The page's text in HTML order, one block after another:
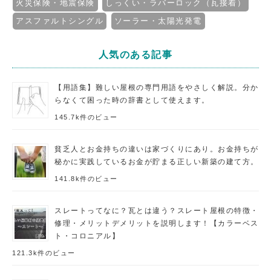
火災保険・地震保険
しっくい・ラバーロック（瓦接着）
アスファルトシングル
ソーラー・太陽光発電
人気のある記事
【用語集】難しい屋根の専門用語をやさしく解説。分か
らなくて困った時の辞書として使えます。
145.7k件のビュー
貧乏人とお金持ちの違いは家づくりにあり。お金持ちが
秘かに実践しているお金が貯まる正しい新築の建て方。
141.8k件のビュー
スレートってなに？瓦とは違う？スレート屋根の特徴・
修理・メリットデメリットを説明します！【カラーベス
ト・コロニアル】
121.3k件のビュー